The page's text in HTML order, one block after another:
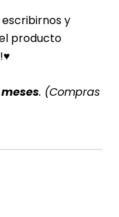
y
producto
. (Compras